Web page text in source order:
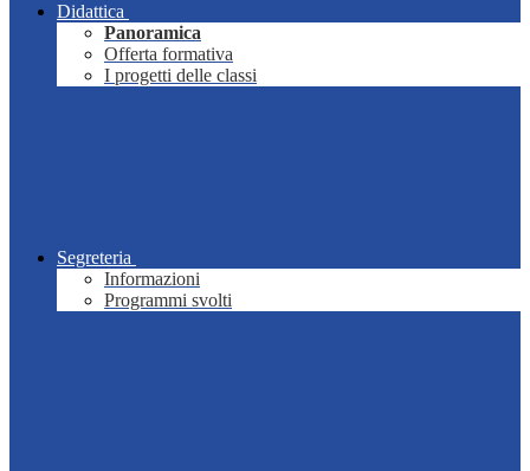
Didattica
Panoramica
Offerta formativa
I progetti delle classi
Segreteria
Informazioni
Programmi svolti